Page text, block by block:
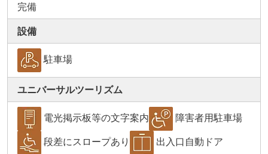
完備
設備
駐車場
ユニバーサルツーリズム
電光掲示板等の文字案内
障害者用駐車場
段差にスロープあり
出入口自動ドア